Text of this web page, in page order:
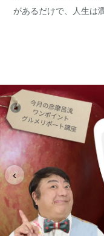
があるだけで、人生は
‹